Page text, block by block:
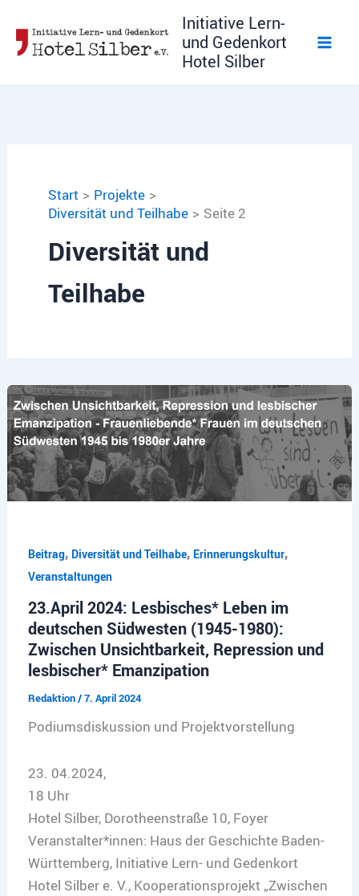
Inhalt
springen
Initiative Lern-
und Gedenkort
Hotel Silber
Start
Projekte
Diversität und Teilhabe
Seite 2
Diversität und
Teilhabe
Beitrag, Diversität und Teilhabe, Erinnerungskultur,
Veranstaltungen
23.April 2024: Lesbisches* Leben im
deutschen Südwesten (1945-1980):
Zwischen Unsichtbarkeit, Repression und
lesbischer* Emanzipation
Redaktion/7. April 2024
Podiumsdiskussion und Projektvorstellung
23. 04.2024,
18 Uhr
Hotel Silber, Dorotheenstraße 10, Foyer
Veranstalter*innen: Haus der Geschichte Baden-
Württemberg, Initiative Lern- und Gedenkort
Hotel Silber e. V., Kooperationsprojekt „Zwischen